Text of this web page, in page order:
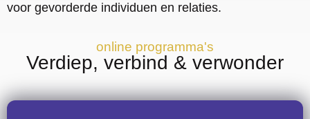
voor gevorderde individuen en relaties.
online programma's
Verdiep, verbind & verwonder